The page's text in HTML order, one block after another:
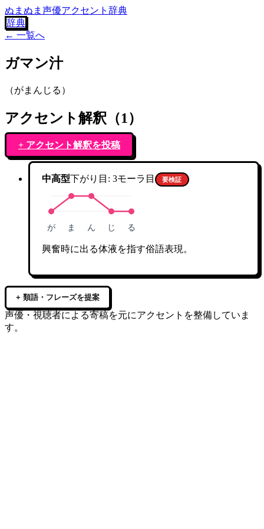
ぬまぬま声優アクセント辞典
辞典
← 一覧へ
ガマン汁
（がまんじる ）
アクセント解釈（1）
+ アクセント解釈を投稿
中高型下がり目: 3モーラ目 要検証
が ま ん じ る
興奮時に出る体液を指す俗語表現。
+ 類語・フレーズを提案
声優・視聴者による寄稿を元にアクセントを整備していま
す。